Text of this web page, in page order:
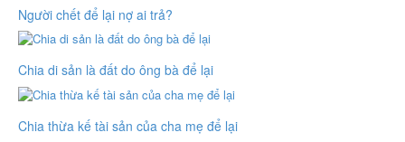
Người chết để lại nợ ai trả?
Chia di sản là đất do ông bà để lại
Chia thừa kế tài sản của cha mẹ để lại